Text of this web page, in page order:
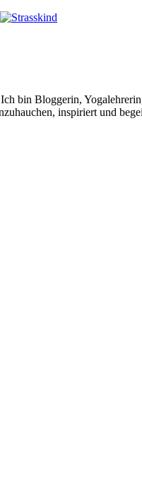
bin Bloggerin,
inspiriert und